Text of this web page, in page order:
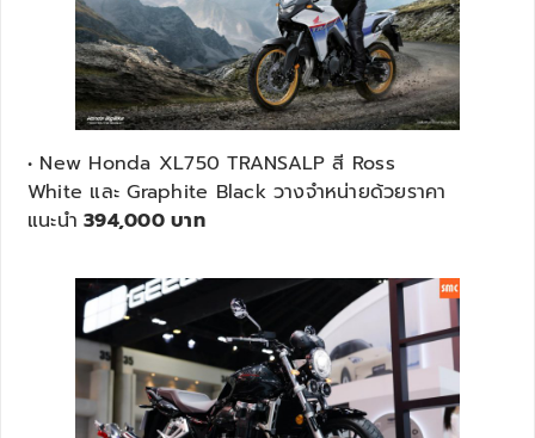
• New Honda XL750 TRANSALP สี Ross
White และ Graphite Black วางจำหน่ายด้วยราคา
แนะนำ 394,000 บาท